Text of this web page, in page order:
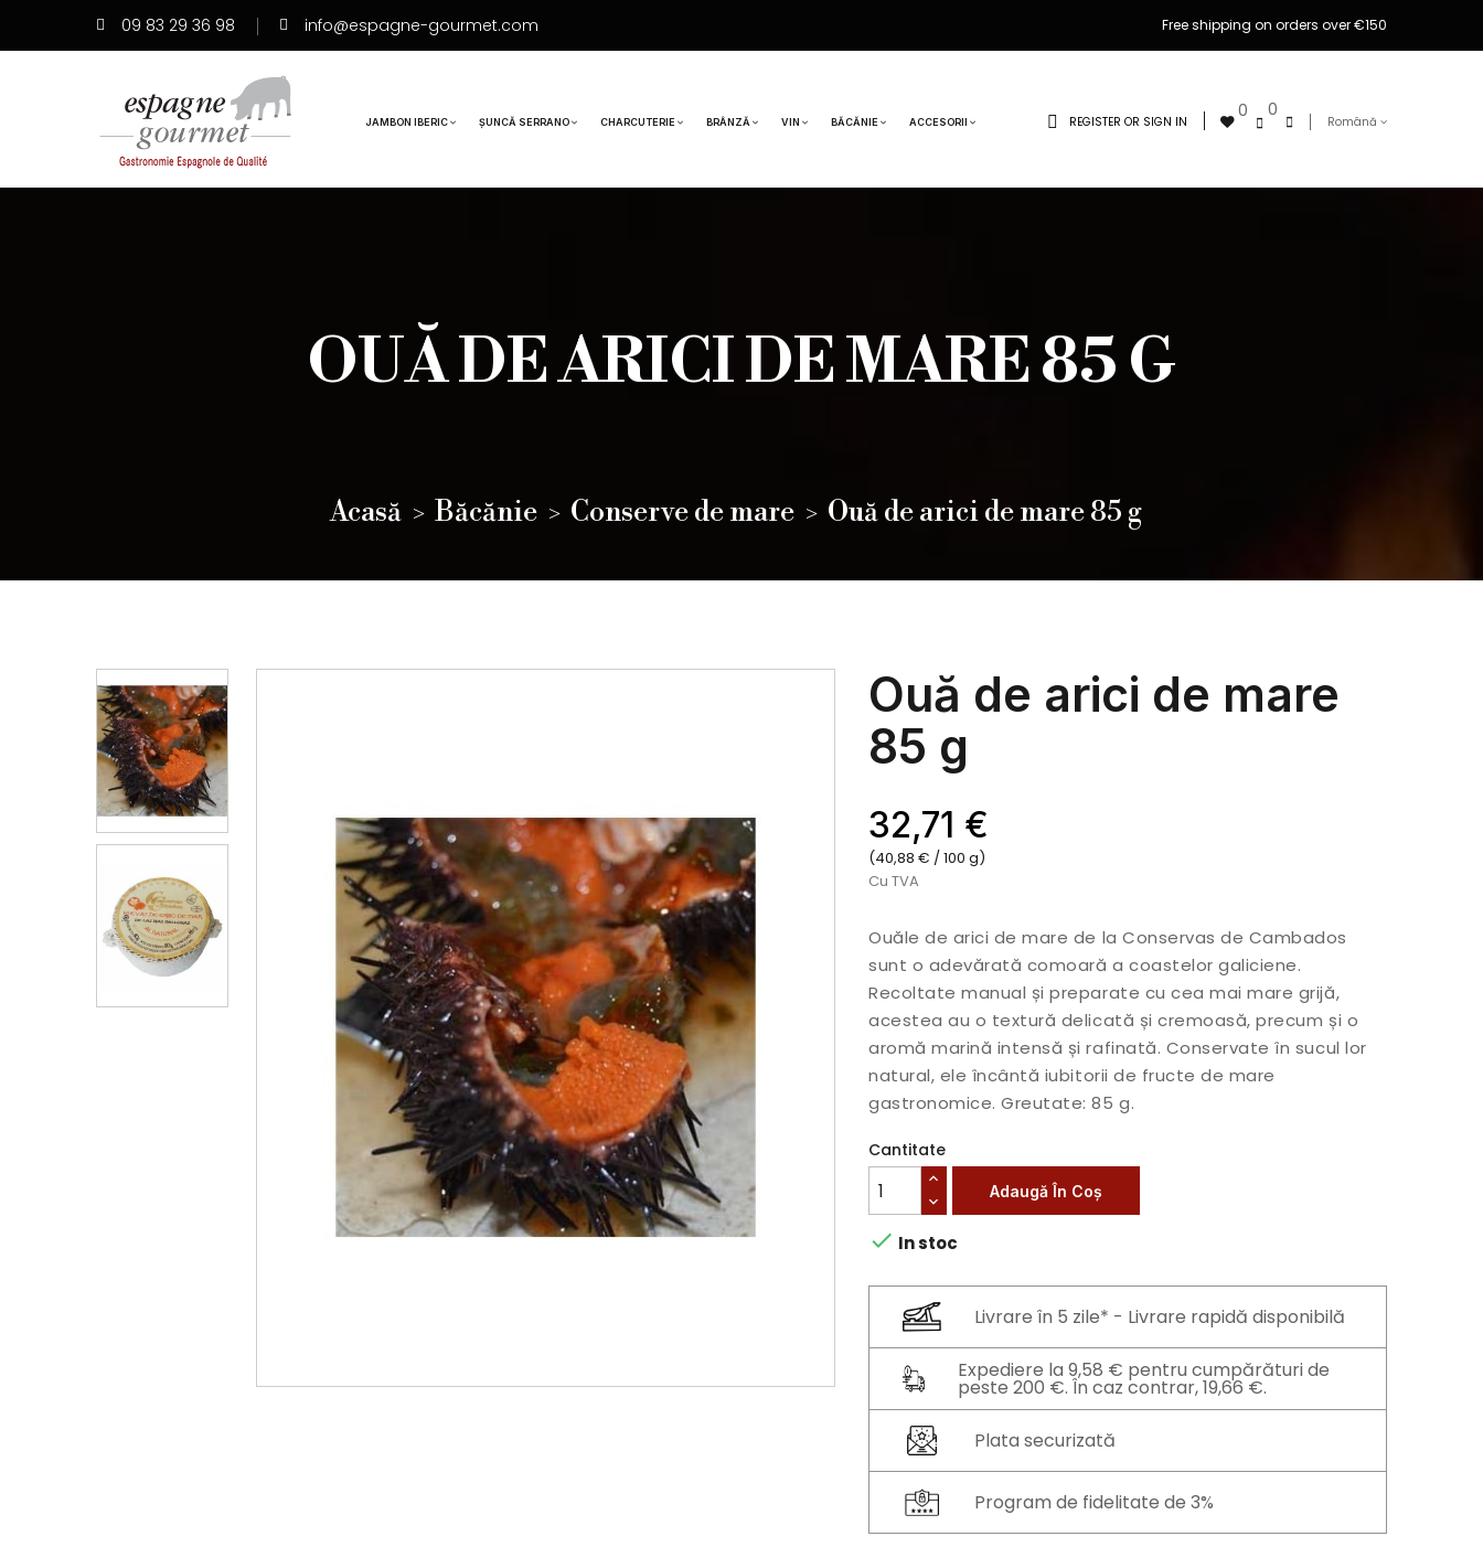
09 83 29 36 98 info@espagne-gourmet.com Free shipping on orders over €150
JAMBON IBERIC ȘUNCĂ SERRANO CHARCUTERIE BRÂNZĂ VIN BĂCĂNIE ACCESORII Română
0
0
REGISTER OR SIGN IN
OUĂ DE ARICI DE MARE 85 G
Acasă Băcănie Conserve de mare Ouă de arici de mare 85 g
Ouă de arici de mare
85 g
32,71 €
(40,88 € / 100 g)
Cu TVA
Ouăle de arici de mare de la Conservas de Cambados
sunt o adevărată comoară a coastelor galiciene.
Recoltate manual și preparate cu cea mai mare grijă,
acestea au o textură delicată și cremoasă, precum și o
aromă marină intensă și rafinată. Conservate în sucul lor
natural, ele încântă iubitorii de fructe de mare
gastronomice. Greutate: 85 g.
Cantitate
Adaugă În Coș
 In stoc
Livrare în 5 zile* - Livrare rapidă disponibilă
Expediere la 9,58 € pentru cumpărături de
peste 200 €. În caz contrar, 19,66 €.
Plata securizată
Program de fidelitate de 3%